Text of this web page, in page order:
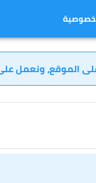
الموقع، ونعمل